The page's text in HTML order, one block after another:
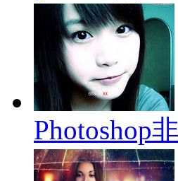
Photoshop